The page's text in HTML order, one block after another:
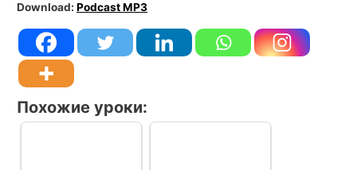
Download:Podcast MP3
Похожие уроки: